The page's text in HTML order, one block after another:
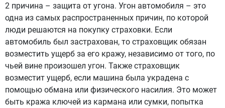
2 причина – защита от угона. Угон автомобиля – это
одна из самых распространенных причин, по которой
люди решаются на покупку страховки. Если
автомобиль был застрахован, то страховщик обязан
возместить ущерб за его кражу, независимо от того, по
чьей вине произошел угон. Также страховщик
возместит ущерб, если машина была украдена с
помощью обмана или физического насилия. Это может
быть кража ключей из кармана или сумки, попытка